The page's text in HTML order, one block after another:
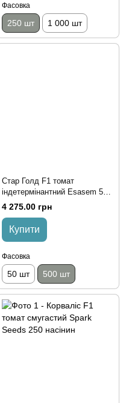
Фасовка
250 шт 1 000 шт
Стар Голд F1 томат
індетермінантний Esasem 500
насінин
4 275.00 грн
Купити
Фасовка
50 шт 500 шт